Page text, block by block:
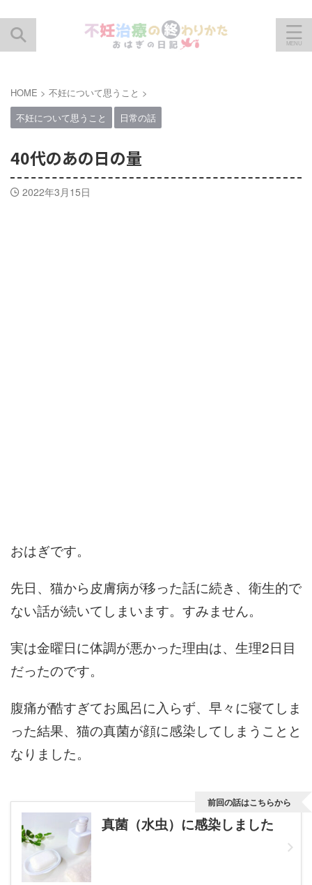
HOME > 不妊について思うこと >
不妊について思うこと
日常の話
40代のあの日の量
2022年3月15日
おはぎです。
先日、猫から皮膚病が移った話に続き、衛生的で
ない話が続いてしまいます。すみません。
実は金曜日に体調が悪かった理由は、生理2日目
だったのです。
腹痛が酷すぎてお風呂に入らず、早々に寝てしま
った結果、猫の真菌が顔に感染してしまうことと
なりました。
真菌（水虫）に感染しました
前回の話はこちらから